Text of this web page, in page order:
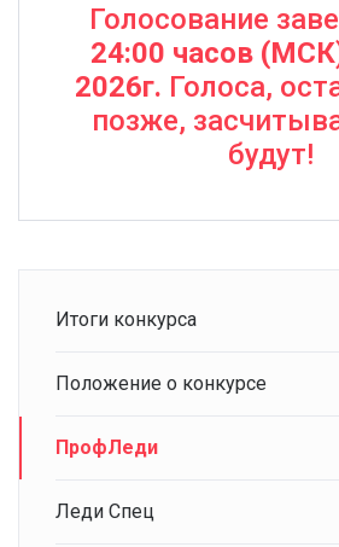
Голосование
24:00 часов
2026г. Голоса,
позже,
будут!
Итоги конкурса
Положение о конкурсе
ПрофЛеди
Леди Спец